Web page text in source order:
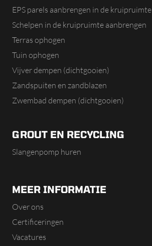
EPS parels aanbrengen in de kruipruimte
Schelpen in de kruipruimte aanbrengen
Terras ophogen
Tuin ophogen
Vijver dempen (dichtgooien)
Zandspuiten en zandblazen
Zwembad dempen (dichtgooien)
GROUT EN RECYCLING
Slangenpomp huren
MEER INFORMATIE
Over ons
Certificeringen
Vacatures